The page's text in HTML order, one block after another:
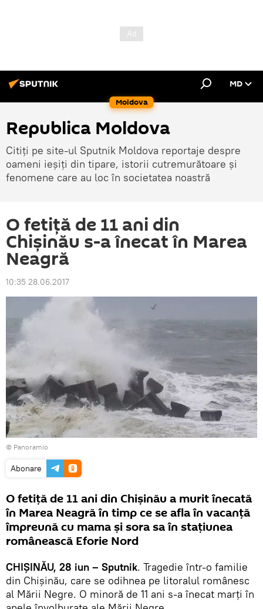
Moldova
MD
Republica Moldova
Citiți pe site-ul Sputnik Moldova reportaje despre
oameni ieșiți din tipare, istorii cutremurătoare și
fenomene care au loc în societatea noastră
O fetiță de 11 ani din
Chișinău s-a înecat în Marea
Neagră
10:35 28.06.2017
© Panoramio
Abonare
O fetiță de 11 ani din Chișinău a murit înecată
în Marea Neagră în timp ce se afla în vacanță
împreună cu mama și sora sa în stațiunea
românească Eforie Nord
CHIȘINĂU, 28 iun – Sputnik. Tragedie într-o familie
din Chișinău, care se odihnea pe litoralul românesc
al Mării Negre. O minoră de 11 ani s-a înecat marți în